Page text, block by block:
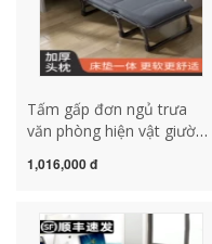
Tấm gấp đơn ngủ trưa
văn phòng hiện vật giường
trại giường đơn giản ngủ
1,016,000 đ